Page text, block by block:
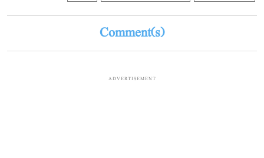
Comment(s)
ADVERTISEMENT